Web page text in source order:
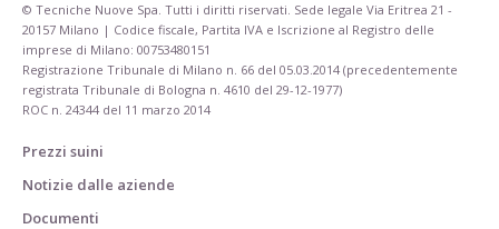
© Tecniche Nuove Spa. Tutti i diritti riservati. Sede legale Via Eritrea 21 -
20157 Milano | Codice fiscale, Partita IVA e Iscrizione al Registro delle
imprese di Milano: 00753480151
Registrazione Tribunale di Milano n. 66 del 05.03.2014 (precedentemente
registrata Tribunale di Bologna n. 4610 del 29-12-1977)
ROC n. 24344 del 11 marzo 2014
Prezzi suini
Notizie dalle aziende
Documenti